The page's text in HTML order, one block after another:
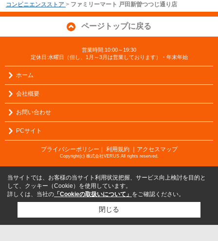
コンビニエンスストア > ファミリーマート 戸田新曽つつじ通り店
ページトップに戻る
営業時間:10:00～19:30
定休日:水曜日（但し、1月～3月は営業しております）・年末年始
ホーム
会社概要
お問い合わせ
PCサイト
プライバシーポリシー ｜ 利用規約 ｜アクセスマップ
Copyright(c) 株式会社VERUS All rights reserved.
当サイトでは、お客様の当サイト利用状況把握、サービス向上検討を目的と
して、クッキー（Cookie）を使用しています。
詳しくは、当社の 「Cookieの取扱いについて」 をご確認ください。
閉じる